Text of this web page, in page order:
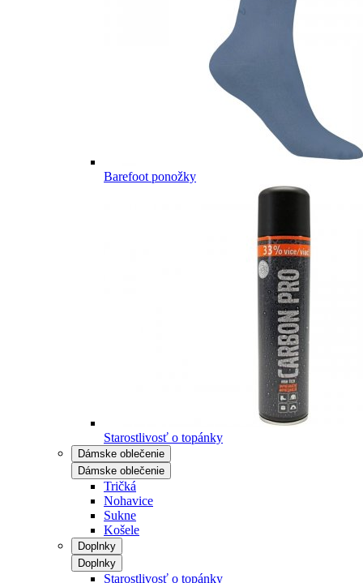
Barefoot ponožky
Starostlivosť o topánky
Dámske oblečenie
Dámske oblečenie
Tričká
Nohavice
Sukne
Košele
Doplnky
Doplnky
Starostlivosť o topánky